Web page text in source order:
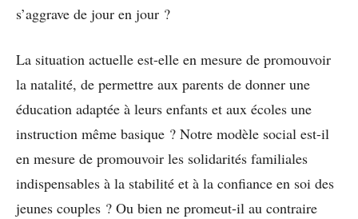
s’aggrave de jour en jour ?
La situation actuelle est-elle en mesure de promouvoir
la natalité, de permettre aux parents de donner une
éducation adaptée à leurs enfants et aux écoles une
instruction même basique ? Notre modèle social est-il
en mesure de promouvoir les solidarités familiales
indispensables à la stabilité et à la confiance en soi des
jeunes couples ? Ou bien ne promeut-il au contraire